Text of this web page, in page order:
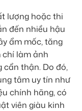
lượng hoặc thi
đến nhiều hậu
ẩm mốc, tăng
làm ảnh
cẩn thận. Do đó,
tâm uy tín như
chính hãng, có
viên giàu kinh